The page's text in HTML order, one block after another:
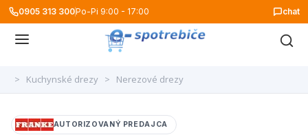
0905 313 300Po-Pi 9:00 - 17:00 chat
> Kuchynské drezy > Nerezové drezy
AUTORIZOVANÝ PREDAJCA